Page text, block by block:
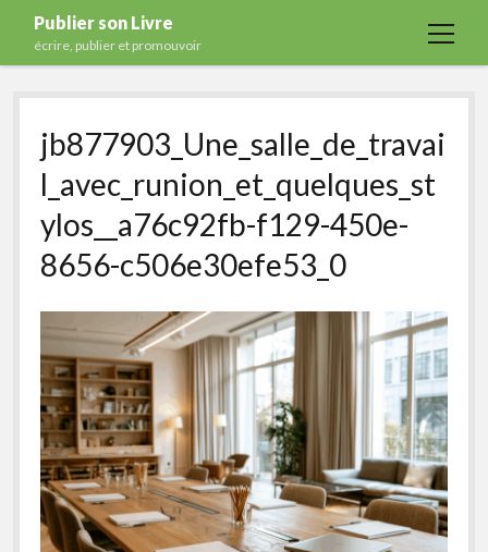
Publier son Livre
écrire, publier et promouvoir
open
Accueil
Formations
Services
Blog
Auto-édition
Ecriture
Actualités
A propos
Contact
facebookinstagram
youtubeemail-
form
jb877903_Une_salle_de_travai
l_avec_runion_et_quelques_st
ylos__a76c92fb-f129-450e-
8656-c506e30efe53_0